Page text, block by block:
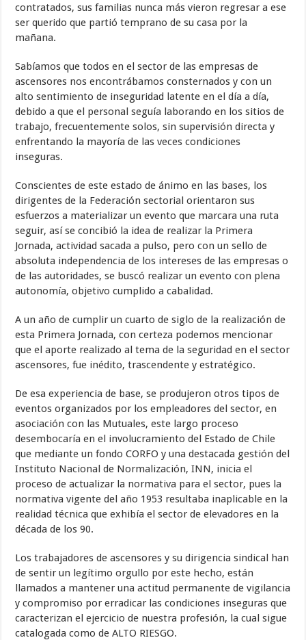
contratados, sus familias nunca más vieron regresar a ese
ser querido que partió temprano de su casa por la
mañana.
Sabíamos que todos en el sector de las empresas de
ascensores nos encontrábamos consternados y con un
alto sentimiento de inseguridad latente en el día a día,
debido a que el personal seguía laborando en los sitios de
trabajo, frecuentemente solos, sin supervisión directa y
enfrentando la mayoría de las veces condiciones
inseguras.
Conscientes de este estado de ánimo en las bases, los
dirigentes de la Federación sectorial orientaron sus
esfuerzos a materializar un evento que marcara una ruta
seguir, así se concibió la idea de realizar la Primera
Jornada, actividad sacada a pulso, pero con un sello de
absoluta independencia de los intereses de las empresas o
de las autoridades, se buscó realizar un evento con plena
autonomía, objetivo cumplido a cabalidad.
A un año de cumplir un cuarto de siglo de la realización de
esta Primera Jornada, con certeza podemos mencionar
que el aporte realizado al tema de la seguridad en el sector
ascensores, fue inédito, trascendente y estratégico.
De esa experiencia de base, se produjeron otros tipos de
eventos organizados por los empleadores del sector, en
asociación con las Mutuales, este largo proceso
desembocaría en el involucramiento del Estado de Chile
que mediante un fondo CORFO y una destacada gestión del
Instituto Nacional de Normalización, INN, inicia el
proceso de actualizar la normativa para el sector, pues la
normativa vigente del año 1953 resultaba inaplicable en la
realidad técnica que exhibía el sector de elevadores en la
década de los 90.
Los trabajadores de ascensores y su dirigencia sindical han
de sentir un legítimo orgullo por este hecho, están
llamados a mantener una actitud permanente de vigilancia
y compromiso por erradicar las condiciones inseguras que
caracterizan el ejercicio de nuestra profesión, la cual sigue
catalogada como de ALTO RIESGO.